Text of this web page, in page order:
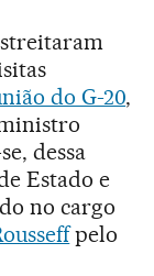
do G-20,
dessa
Estado e
no cargo
pelo